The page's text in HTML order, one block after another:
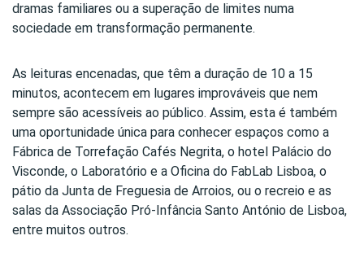
dramas familiares ou a superação de limites numa
sociedade em transformação permanente.
As leituras encenadas, que têm a duração de 10 a 15
minutos, acontecem em lugares improváveis que nem
sempre são acessíveis ao público. Assim, esta é também
uma oportunidade única para conhecer espaços como a
Fábrica de Torrefação Cafés Negrita, o hotel Palácio do
Visconde, o Laboratório e a Oficina do FabLab Lisboa, o
pátio da Junta de Freguesia de Arroios, ou o recreio e as
salas da Associação Pró-Infância Santo António de Lisboa,
entre muitos outros.